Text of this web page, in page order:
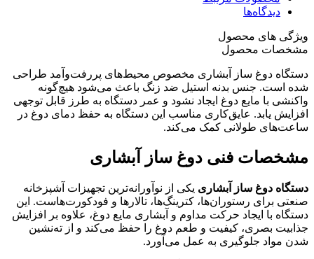
دیدگاه‌ها
ویژگی های محصول
مشخصات محصول
دستگاه دوغ ساز آبشاری مخصوص محیط‌های پررفت‌وآمد طراحی
شده است. جنس بدنه استیل ضد زنگ باعث می‌شود هیچ‌گونه
واکنشی با مایع دوغ ایجاد نشود و عمر دستگاه به طرز قابل توجهی
افزایش یابد. عایق‌کاری مناسب این دستگاه به حفظ دمای دوغ در
ساعت‌های طولانی کمک می‌کند.
مشخصات فنی دوغ ساز آبشاری
دستگاه دوغ ساز آبشاری یکی از نوآورانه‌ترین تجهیزات آشپزخانه
صنعتی برای رستوران‌ها، کترینگ‌ها، تالارها و فودکورت‌هاست. این
دستگاه با ایجاد حرکت مداوم و آبشاری مایع دوغ، علاوه بر افزایش
جذابیت بصری، کیفیت و طعم دوغ را حفظ می‌کند و از ته‌نشین
شدن مواد جلوگیری به عمل می‌آورد.